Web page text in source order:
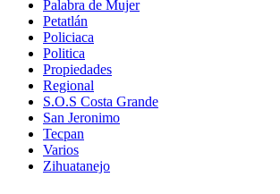
Palabra de Mujer
Petatlán
Policiaca
Politica
Propiedades
Regional
S.O.S Costa Grande
San Jeronimo
Tecpan
Varios
Zihuatanejo